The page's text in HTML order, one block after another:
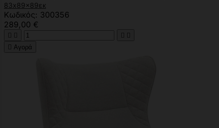
83x89x89εκ
Κωδικός: 300356
289,00 €
   
 Αγορά